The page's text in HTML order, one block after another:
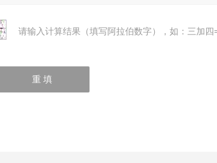
请输入计算结果（填写阿拉伯数字），如：三加四